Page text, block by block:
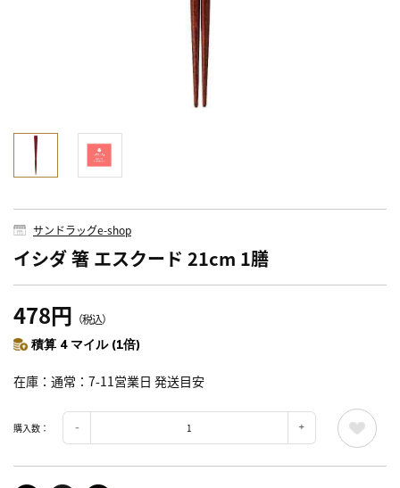
サンドラッグe-shop
イシダ 箸 エスクード 21cm 1膳
478円 （税込）
積算 4 マイル (1倍)
在庫 通常：7-11営業日 発送目安
購入数：